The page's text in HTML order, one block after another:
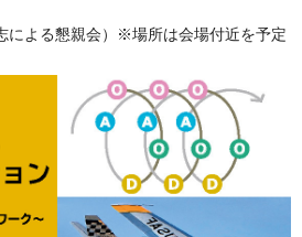
による懇親会）※場所は会場付近を予定